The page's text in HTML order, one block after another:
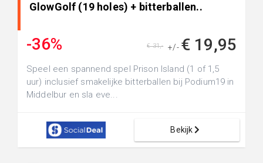
GlowGolf (19 holes) + bitterballen..
-36% +/- € 19,95
€ 31,-
Speel een spannend spel Prison Island (1 of 1,5
uur) inclusief smakelijke bitterballen bij Podium19 in
Middelbur en sla eve...
Bekijk